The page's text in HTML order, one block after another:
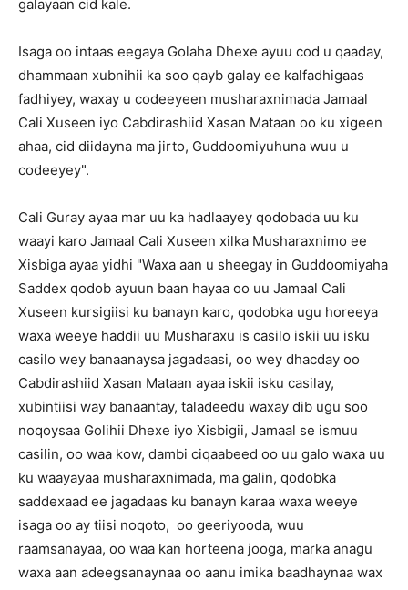
galayaan cid kale.
Isaga oo intaas eegaya Golaha Dhexe ayuu cod u qaaday,
dhammaan xubnihii ka soo qayb galay ee kalfadhigaas
fadhiyey, waxay u codeeyeen musharaxnimada Jamaal
Cali Xuseen iyo Cabdirashiid Xasan Mataan oo ku xigeen
ahaa, cid diidayna ma jirto, Guddoomiyuhuna wuu u
codeeyey".
Cali Guray ayaa mar uu ka hadlaayey qodobada uu ku
waayi karo Jamaal Cali Xuseen xilka Musharaxnimo ee
Xisbiga ayaa yidhi "Waxa aan u sheegay in Guddoomiyaha
Saddex qodob ayuun baan hayaa oo uu Jamaal Cali
Xuseen kursigiisi ku banayn karo, qodobka ugu horeeya
waxa weeye haddii uu Musharaxu is casilo iskii uu isku
casilo wey banaanaysa jagadaasi, oo wey dhacday oo
Cabdirashiid Xasan Mataan ayaa iskii isku casilay,
xubintiisi way banaantay, taladeedu waxay dib ugu soo
noqoysaa Golihii Dhexe iyo Xisbigii, Jamaal se ismuu
casilin, oo waa kow, dambi ciqaabeed oo uu galo waxa uu
ku waayayaa musharaxnimada, ma galin, qodobka
saddexaad ee jagadaas ku banayn karaa waxa weeye
isaga oo ay tiisi noqoto, oo geeriyooda, wuu
raamsanayaa, oo waa kan horteena jooga, marka anagu
waxa aan adeegsanaynaa oo aanu imika baadhaynaa wax